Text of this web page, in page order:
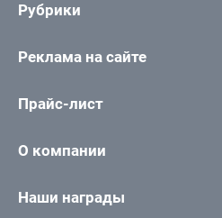
Рубрики
Реклама на сайте
Прайс-лист
О компании
Наши награды